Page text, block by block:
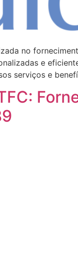
no
e
serviços e